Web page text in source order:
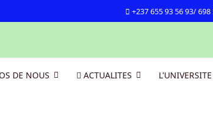
+237 655 93 56 93/ 698
DE NOUS ACTUALITES L'UNIVERSITE